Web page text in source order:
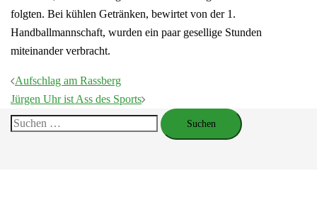
folgten. Bei kühlen Getränken, bewirtet von der 1.
Handballmannschaft, wurden ein paar gesellige Stunden
miteinander verbracht.
Beitragsnavigation
Aufschlag am Rassberg
Jürgen Uhr ist Ass des Sports
Suchen